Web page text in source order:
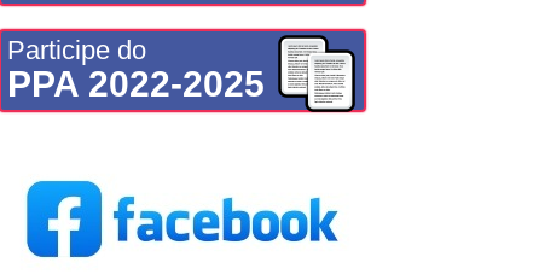
Participe do
PPA 2022-2025